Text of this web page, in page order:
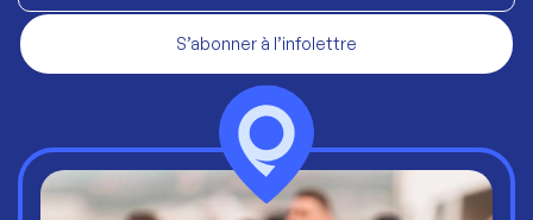
S’abonner à l’infolettre